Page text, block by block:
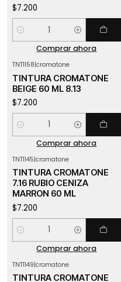
$7.200
Cantidad
Comprar ahora
TNT1158|cromatone
TINTURA CROMATONE
BEIGE 60 ML 8.13
$7.200
Cantidad
Comprar ahora
TNT1145|cromatone
TINTURA CROMATONE
7.16 RUBIO CENIZA
MARRON 60 ML
$7.200
Cantidad
Comprar ahora
TNT1149|cromatone
TINTURA CROMATONE